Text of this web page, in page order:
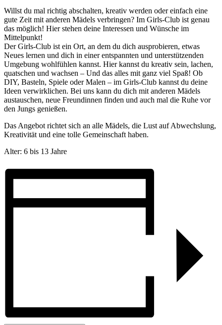
Willst du mal richtig abschalten, kreativ werden oder einfach eine
gute Zeit mit anderen Mädels verbringen? Im Girls-Club ist genau
das möglich! Hier stehen deine Interessen und Wünsche im
Mittelpunkt!
Der Girls-Club ist ein Ort, an dem du dich ausprobieren, etwas
Neues lernen und dich in einer entspannten und unterstützenden
Umgebung wohlfühlen kannst. Hier kannst du kreativ sein, lachen,
quatschen und wachsen – Und das alles mit ganz viel Spaß! Ob
DIY, Basteln, Spiele oder Malen – im Girls-Club kannst du deine
Ideen verwirklichen. Bei uns kann du dich mit anderen Mädels
austauschen, neue Freundinnen finden und auch mal die Ruhe vor
den Jungs genießen.
Das Angebot richtet sich an alle Mädels, die Lust auf Abwechslung,
Kreativität und eine tolle Gemeinschaft haben.
Alter: 6 bis 13 Jahre